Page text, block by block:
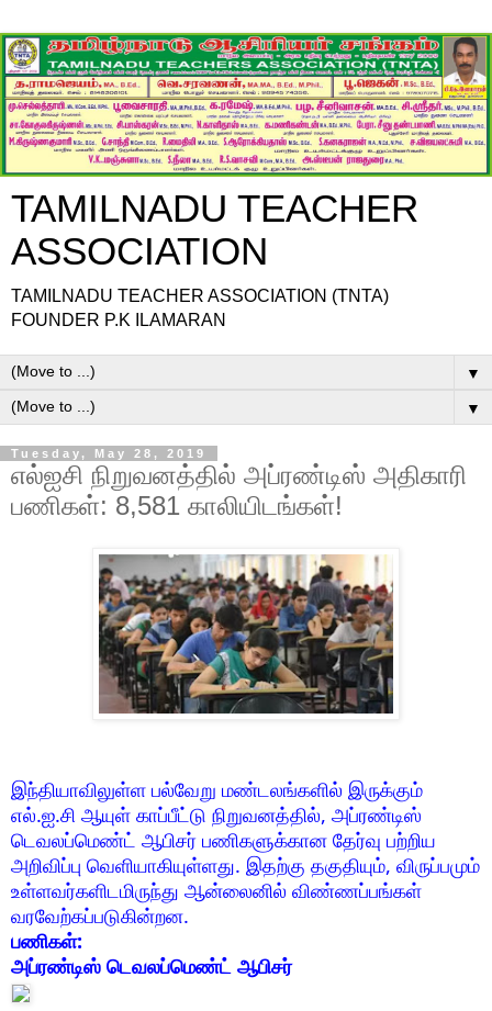
TAMILNADU TEACHER
ASSOCIATION
TAMILNADU TEACHER ASSOCIATION (TNTA)
FOUNDER P.K ILAMARAN
▼
▼
Tuesday, May 28, 2019
எல்ஐசி நிறுவனத்தில் அப்ரண்டிஸ் அதிகாரி
பணிகள்: 8,581 காலியிடங்கள்!
இந்தியாவிலுள்ள பல்வேறு மண்டலங்களில் இருக்கும்
எல்.ஐ.சி ஆயுள் காப்பீட்டு நிறுவனத்தில், அப்ரண்டிஸ்
டெவலப்மெண்ட் ஆபிசர் பணிகளுக்கான தேர்வு பற்றிய
அறிவிப்பு வெளியாகியுள்ளது. இதற்கு தகுதியும், விருப்பமும்
உள்ளவர்களிடமிருந்து ஆன்லைனில் விண்ணப்பங்கள்
வரவேற்கப்படுகின்றன.
பணிகள்:
அப்ரண்டிஸ் டெவலப்மெண்ட் ஆபிசர்